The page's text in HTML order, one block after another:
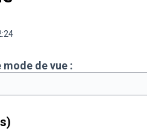
de vue :